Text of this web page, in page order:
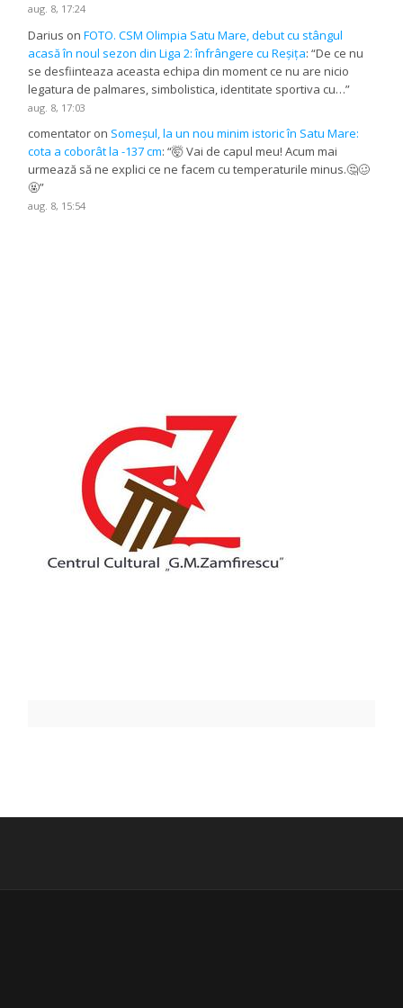
aug. 8, 17:24
Darius onFOTO. CSM Olimpia Satu Mare, debut cu stângul
acasă în noul sezon din Liga 2: înfrângere cu Reșița: “De ce nu
se desfiinteaza aceasta echipa din moment ce nu are nicio
legatura de palmares, simbolistica, identitate sportiva cu…”
aug. 8, 17:03
comentator on Someșul, la un nou minim istoric în Satu Mare:
cota a coborât la -137 cm: “🤯 Vai de capul meu! Acum mai
urmează să ne explici ce ne facem cu temperaturile minus.🤔🥴
🤬”
aug. 8, 15:54